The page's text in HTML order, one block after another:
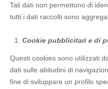
Tali dati non permettono di
tutti i dati raccolti sono
Cookie pubblicitari e di
Questi cookies sono utilizzati
dati sulle abitudini di
fine di sviluppare un profilo